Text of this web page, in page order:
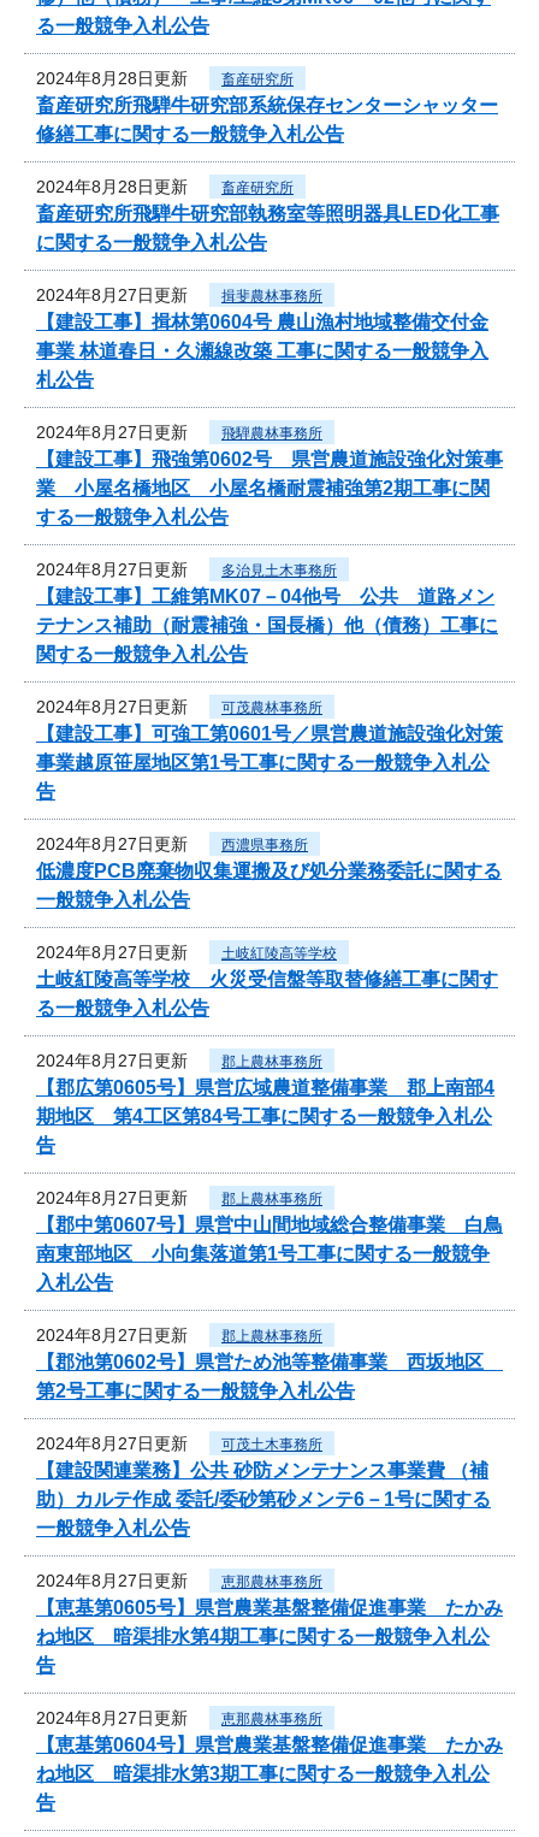
る一般競争入札公告
2024年8月28日更新 畜産研究所
畜産研究所飛騨牛研究部系統保存センターシャッター
修繕工事に関する一般競争入札公告
2024年8月28日更新 畜産研究所
畜産研究所飛騨牛研究部執務室等照明器具LED化工事
に関する一般競争入札公告
2024年8月27日更新 揖斐農林事務所
【建設工事】揖林第0604号 農山漁村地域整備交付金
事業 林道春日・久瀬線改築 工事に関する一般競争入
札公告
2024年8月27日更新 飛騨農林事務所
【建設工事】飛強第0602号 県営農道施設強化対策事
業 小屋名橋地区 小屋名橋耐震補強第2期工事に関
する一般競争入札公告
2024年8月27日更新 多治見土木事務所
【建設工事】工維第MK07－04他号 公共 道路メン
テナンス補助（耐震補強・国長橋）他（債務）工事に
関する一般競争入札公告
2024年8月27日更新 可茂農林事務所
【建設工事】可強工第0601号／県営農道施設強化対策
事業越原笹屋地区第1号工事に関する一般競争入札公
告
2024年8月27日更新 西濃県事務所
低濃度PCB廃棄物収集運搬及び処分業務委託に関する
一般競争入札公告
2024年8月27日更新 土岐紅陵高等学校
土岐紅陵高等学校 火災受信盤等取替修繕工事に関す
る一般競争入札公告
2024年8月27日更新 郡上農林事務所
【郡広第0605号】県営広域農道整備事業 郡上南部4
期地区 第4工区第84号工事に関する一般競争入札公
告
2024年8月27日更新 郡上農林事務所
【郡中第0607号】県営中山間地域総合整備事業 白鳥
南東部地区 小向集落道第1号工事に関する一般競争
入札公告
2024年8月27日更新 郡上農林事務所
【郡池第0602号】県営ため池等整備事業 西坂地区
第2号工事に関する一般競争入札公告
2024年8月27日更新 可茂土木事務所
【建設関連業務】公共 砂防メンテナンス事業費 （補
助）カルテ作成 委託/委砂第砂メンテ6－1号に関する
一般競争入札公告
2024年8月27日更新 恵那農林事務所
【恵基第0605号】県営農業基盤整備促進事業 たかみ
ね地区 暗渠排水第4期工事に関する一般競争入札公
告
2024年8月27日更新 恵那農林事務所
【恵基第0604号】県営農業基盤整備促進事業 たかみ
ね地区 暗渠排水第3期工事に関する一般競争入札公
告